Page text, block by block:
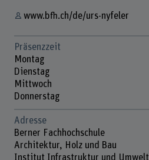
www.bfh.ch/de/urs-nyfeler
Präsenzzeit
Montag
Dienstag
Mittwoch
Donnerstag
Adresse
Berner Fachhochschule
Architektur, Holz und Bau
Institut Infrastruktur und Umwelt